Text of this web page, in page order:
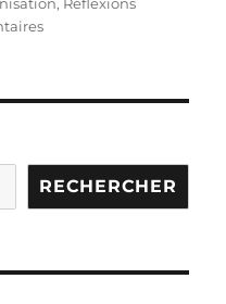
sur
RECHERCHER